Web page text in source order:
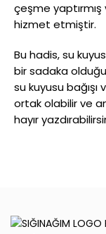
çeşme
hizmet etmiştir.
Bu hadis, su
bir sadaka
su kuyusu bağışı
ortak olabilir ve
hayır